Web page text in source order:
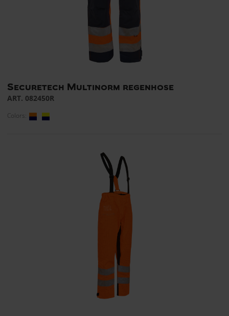
Securetech Multinorm regenhose
ART. 082450R
Colors: